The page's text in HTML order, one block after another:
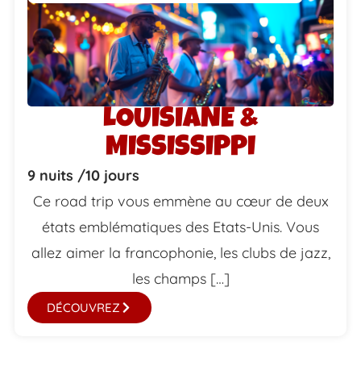
LOUISIANE &
MISSISSIPPI
9 nuits /10 jours
Ce road trip vous emmène au cœur de deux
états emblématiques des Etats-Unis. Vous
allez aimer la francophonie, les clubs de jazz,
les champs […]
DÉCOUVREZ